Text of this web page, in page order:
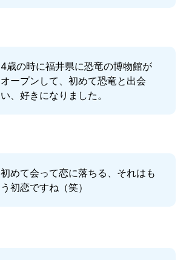
4歳の時に福井県に恐竜の博物館が
オープンして、初めて恐竜と出会
い、好きになりました。
初めて会って恋に落ちる、それはも
う初恋ですね（笑）